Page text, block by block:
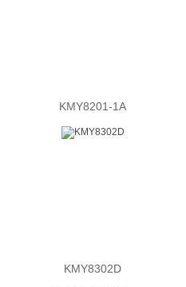
KMY8201-1A
KMY8302D